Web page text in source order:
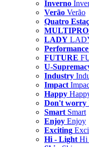
Inverno
Verão Verão
Quatro
MULTIPRO
LADY
Performance
FUTURE
U-
Industry
Impact
Happy
Don't worry
Smart Smart
Enjoy Enjoy
Exciting
Hi - Light Hi